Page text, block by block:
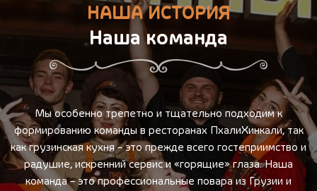
НАША ИСТОРИЯ
Наша команда
Мы особенно трепетно и тщательно подходим к
формированию команды в ресторанах ПхалиХинкали, так
как грузинская кухня – это прежде всего гостеприимство и
радушие, искренний сервис и «горящие» глаза. Наша
команда – это профессиональные повара из Грузии и